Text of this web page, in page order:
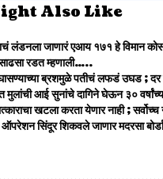
Also Like
लंडनला जाणारं एआय १७१ हे विमान
रडत म्हणाली…..
ब्रशमुळे पतीचं लफडं उघड ;
मुलांची आई सुनांचे दागिने घेऊन ३०
खटला करता येणार नाही ; सर्वोच्च
सिंदूर शिकवले जाणार मदरसा